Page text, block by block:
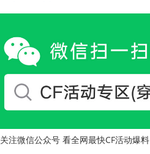
关注微信公众号 看全网最快CF活动爆料